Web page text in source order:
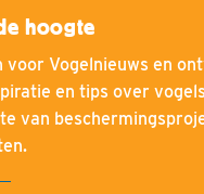
hoogte
voor Vogelnieuws en
en tips over
van